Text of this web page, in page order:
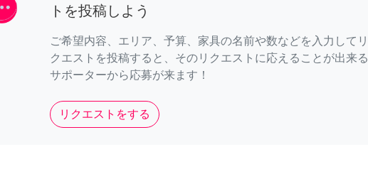
トを投稿しよう
ご希望内容、エリア、予算、家具の名前や数などを入力してリ
クエストを投稿すると、そのリクエストに応えることが出来る
サポーターから応募が来ます！
リクエストをする